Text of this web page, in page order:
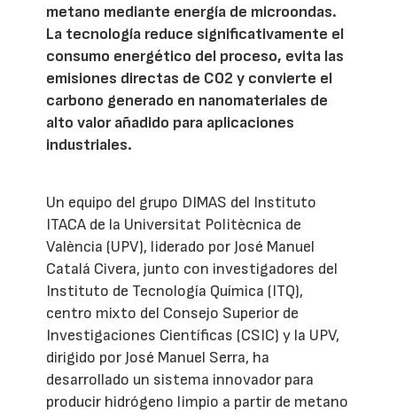
metano mediante energía de microondas.
La tecnología reduce significativamente el
consumo energético del proceso, evita las
emisiones directas de CO2 y convierte el
carbono generado en nanomateriales de
alto valor añadido para aplicaciones
industriales.
Un equipo del grupo DIMAS del Instituto
ITACA de la Universitat Politècnica de
València (UPV), liderado por José Manuel
Catalá Civera, junto con investigadores del
Instituto de Tecnología Química (ITQ),
centro mixto del Consejo Superior de
Investigaciones Científicas (CSIC) y la UPV,
dirigido por José Manuel Serra, ha
desarrollado un sistema innovador para
producir hidrógeno limpio a partir de metano